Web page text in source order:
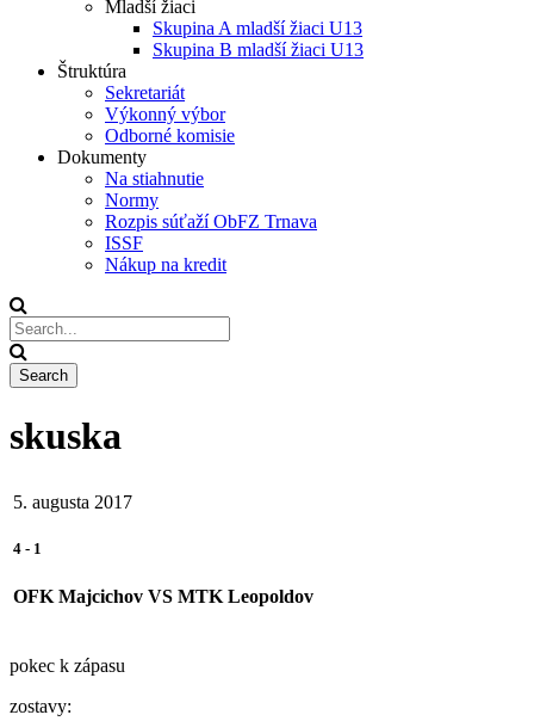
Mladší žiaci
Skupina A mladší žiaci U13
Skupina B mladší žiaci U13
Štruktúra
Sekretariát
Výkonný výbor
Odborné komisie
Dokumenty
Na stiahnutie
Normy
Rozpis súťaží ObFZ Trnava
ISSF
Nákup na kredit
skuska
5. augusta 2017
4 - 1
OFK Majcichov VS MTK Leopoldov
pokec k zápasu
zostavy: